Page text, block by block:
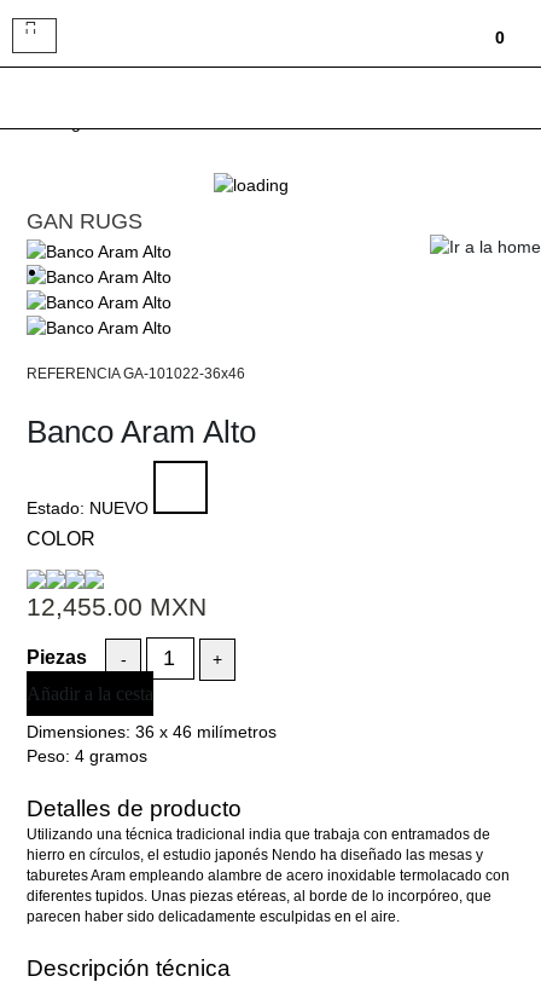
0
Toggle
GAN RUGS
GA-101022-36x46
Banco Aram Alto
Estado: NUEVO
COLOR
12,455.00 MXN
- +
Añadir a la cesta
Dimensiones: 36 x 46 milímetros
Peso: 4 gramos
Detalles de producto
Utilizando una técnica tradicional india que trabaja con entramados de
hierro en círculos, el estudio japonés Nendo ha diseñado las mesas y
taburetes Aram empleando alambre de acero inoxidable termolacado con
diferentes tupidos. Unas piezas etéreas, al borde de lo incorpóreo, que
parecen haber sido delicadamente esculpidas en el aire.
Descripción técnica